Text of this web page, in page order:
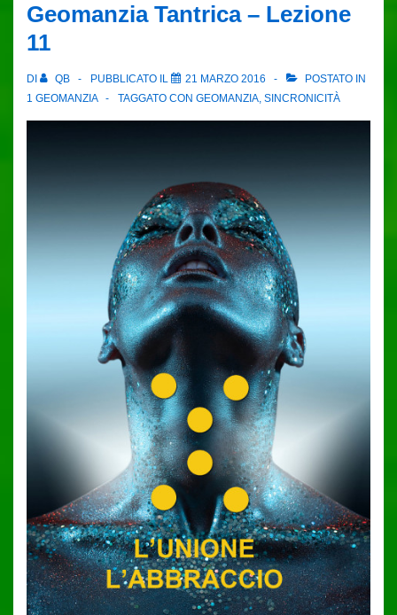
12
Geomanzia Tantrica – Lezione
11
DI QB PUBBLICATO IL 21 MARZO 2016
POSTATO IN
1 GEOMANZIA
TAGGATO CON GEOMANZIA, SINCRONICITÀ